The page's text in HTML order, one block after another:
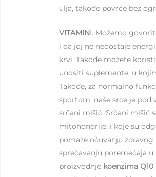
ulja, takođe povrće bez
VITAMINI. Možemo
i da joj ne nedostaje
krvi. Takođe možete
unositi suplemente, u
Takođe, za normalno
sportom, naše srce je
srčani mišić. Srčani mišić
mitohondrije, i koje su
pomaže očuvanju
sprečavanju poremećaja
proizvodnje koenzima Q10